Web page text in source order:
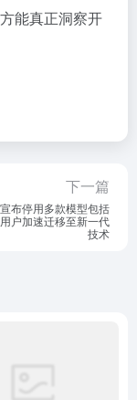
能真正洞察开
下一篇
布停用多款模型包括
户加速迁移至新一代
技术